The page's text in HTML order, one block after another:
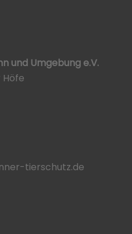
und Umgebung e.V.
tierschutz.de